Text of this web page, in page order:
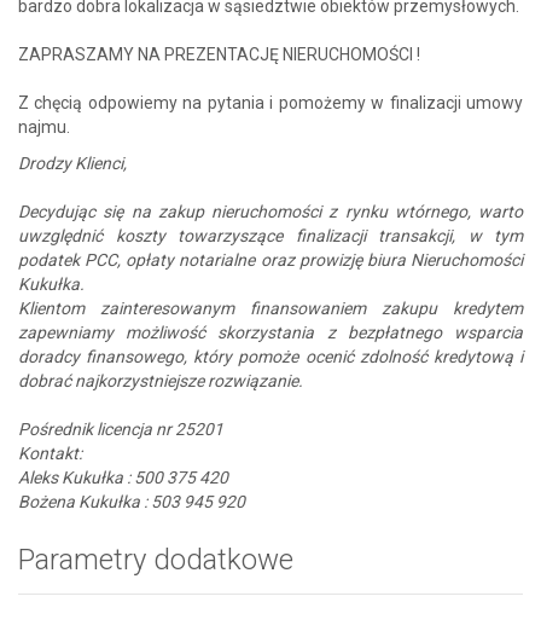
bardzo dobra lokalizacja w sąsiedztwie obiektów przemysłowych.
ZAPRASZAMY NA PREZENTACJĘ NIERUCHOMOŚCI !
Z chęcią odpowiemy na pytania i pomożemy w finalizacji umowy
najmu.
Drodzy Klienci,
Decydując się na zakup nieruchomości z rynku wtórnego, warto
uwzględnić koszty towarzyszące finalizacji transakcji, w tym
podatek PCC, opłaty notarialne oraz prowizję biura Nieruchomości
Kukułka.
Klientom zainteresowanym finansowaniem zakupu kredytem
zapewniamy możliwość skorzystania z bezpłatnego wsparcia
doradcy finansowego, który pomoże ocenić zdolność kredytową i
dobrać najkorzystniejsze rozwiązanie.
Pośrednik licencja nr 25201
Kontakt:
Aleks Kukułka : 500 375 420
Bożena Kukułka : 503 945 920
Parametry dodatkowe